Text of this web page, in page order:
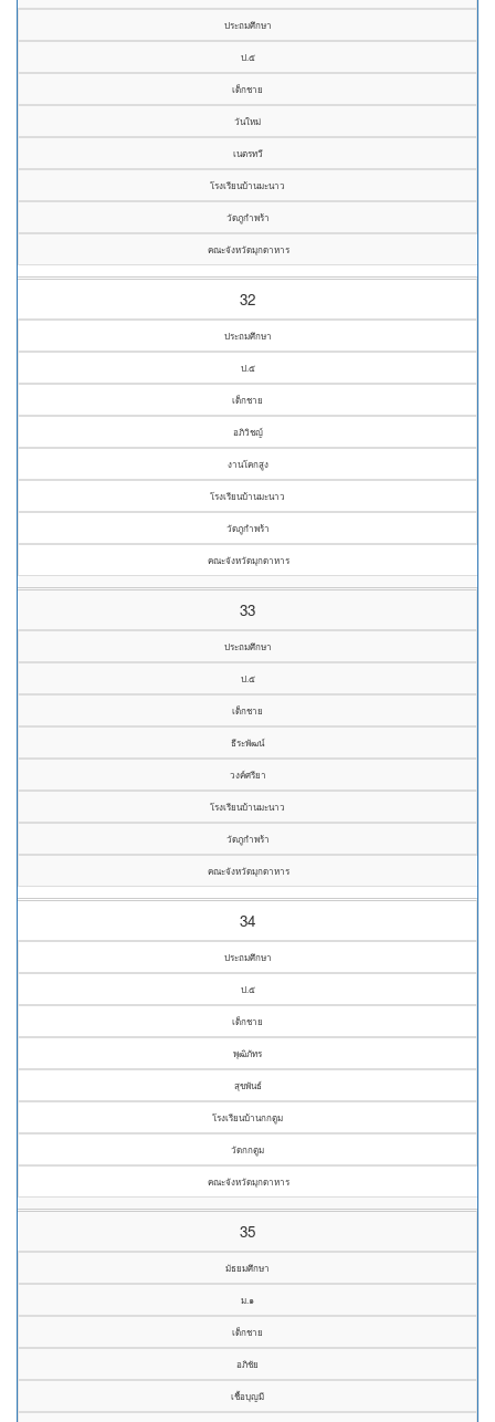
ประถมศึกษา
ป.๕
เด็กชาย
วันใหม่
เนตรทวี
โรงเรียนบ้านมะนาว
วัดภูกำพร้า
คณะจังหวัดมุกดาหาร
32
ประถมศึกษา
ป.๕
เด็กชาย
อภิวิชญ์
งานโคกสูง
โรงเรียนบ้านมะนาว
วัดภูกำพร้า
คณะจังหวัดมุกดาหาร
33
ประถมศึกษา
ป.๕
เด็กชาย
ธีระพัฒน์
วงค์ศรียา
โรงเรียนบ้านมะนาว
วัดภูกำพร้า
คณะจังหวัดมุกดาหาร
34
ประถมศึกษา
ป.๕
เด็กชาย
พุฒิภัทร
สุขพันธ์
โรงเรียนบ้านกกตูม
วัดกกตูม
คณะจังหวัดมุกดาหาร
35
มัธยมศึกษา
ม.๑
เด็กชาย
อภิชัย
เชื้อบุญมี